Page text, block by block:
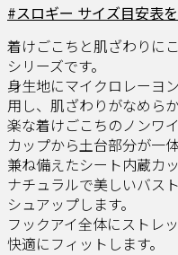
#スロギー サイズ目安表
着けごこちと肌ざわりに
シリーズです。
身生地にマイクロレーヨ
用し、肌ざわりがなめらか
楽な着けごこちのノンワ
カップから土台部分が一
兼ね備えたシート内蔵カッ
ナチュラルで美しいバス
シュアップします。
フックアイ全体にストレ
快適にフィットします。